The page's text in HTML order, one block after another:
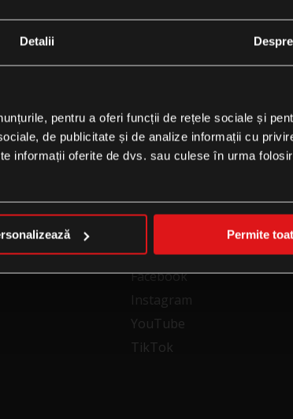
Detalii Despre
pentru a oferi funcții de rețele sociale și
de publicitate și de analize informații cu
informații oferite de dvs. sau culese în urma
Permite
FOLLOW US
Facebook
Instagram
YouTube
TikTok